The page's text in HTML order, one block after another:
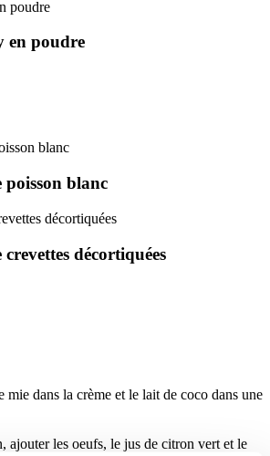
en poudre
poisson blanc
crevettes décortiquées
mie dans la crème et le lait de coco dans une
ajouter les oeufs, le jus de citron vert et le